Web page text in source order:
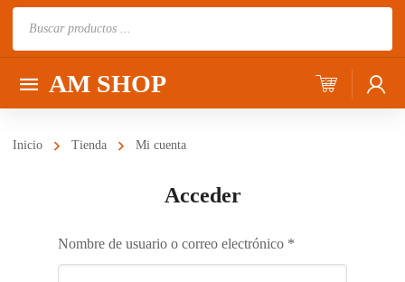
AM SHOP
Inicio Tienda Mi cuenta
Acceder
Nombre de usuario o correo electrónico *